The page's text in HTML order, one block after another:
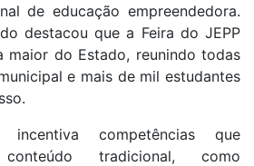
de educação empreendedora.
destacou que a Feira do JEPP
maior do Estado, reunindo todas
e mais de mil estudantes
competências que
tradicional, como